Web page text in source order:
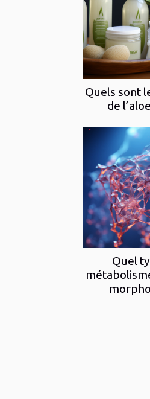
Quels sont
de
Quel